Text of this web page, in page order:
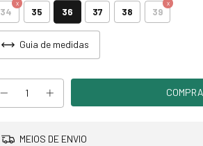
34 35 36 37 38 39
Guia de medidas
MEIOS DE ENVIO